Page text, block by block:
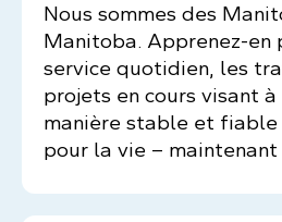
Nous sommes des
Manitoba. Apprenez-en
service quotidien, les
projets en cours visant
manière stable et fiable
pour la vie – maintenant